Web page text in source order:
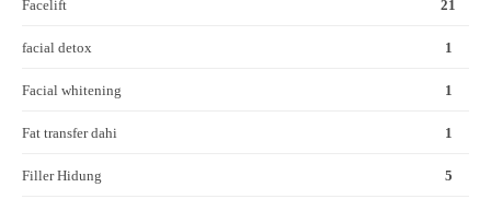
Facelift 21
facial detox 1
Facial whitening 1
Fat transfer dahi 1
Filler Hidung 5